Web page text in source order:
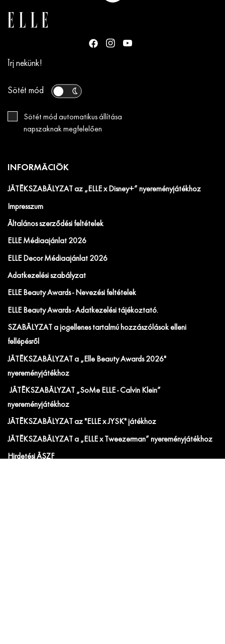
Írj nekünk!
Sötét mód
Sötét mód automatikus állítása
napszaknak megfelelően
INFORMÁCIÓK
JÁTÉKSZABÁLYZAT az „ELLE x Disney+” nyereményjátékhoz
Impresszum
Általános szerződési feltételek
ELLE Médiaajánlat 2026
ELLE Decor Médiaajánlat 2026
Adatkezelési szabályzat
ELLE Beauty Awards - Nevezési feltételek
ELLE Beauty Awards - Adatkezelési tájékoztató.
SZABÁLYZAT a jogellenes tartalmú hozzászólások elleni
fellépésről
JÁTÉKSZABÁLYZAT a „Elle Beauty Awards 2026"
nyereményjátékhoz
JÁTÉKSZABÁLYZAT „SoMe ELLE - Calvin Klein”
nyereményjátékhoz
JÁTÉKSZABÁLYZAT az "ELLE x JYSK" játékhoz
JÁTÉKSZABÁLYZAT a „ELLE x Tweezerman” nyereményjátékhoz
Hirdetési ÁSZF